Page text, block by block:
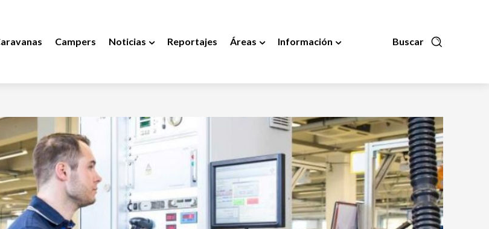
Buscar
Campers Noticias Reportajes Áreas Información